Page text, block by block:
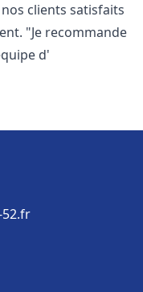
clients satisfaits
"Je recommande
d'